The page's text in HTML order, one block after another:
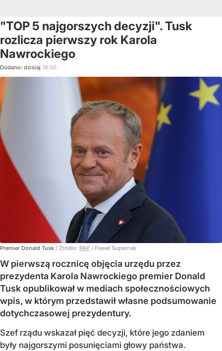
"TOP 5 najgorszych decyzji". Tusk
rozlicza pierwszy rok Karola
Nawrockiego
Dodano: dzisiaj 18:50
Premier Donald Tusk / Źródło: PAP / Paweł Supernak
W pierwszą rocznicę objęcia urzędu przez
prezydenta Karola Nawrockiego premier Donald
Tusk opublikował w mediach społecznościowych
wpis, w którym przedstawił własne podsumowanie
dotychczasowej prezydentury.
Szef rządu wskazał pięć decyzji, które jego zdaniem
były najgorszymi posunięciami głowy państwa.